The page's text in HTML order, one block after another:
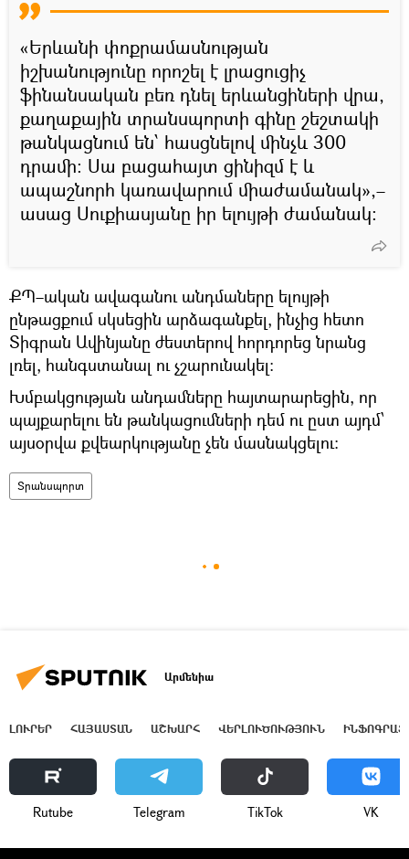
«Երևանի փոքրամասնության
իշխանությունը որոշել է լրացուցիչ
ֆինանսական բեռ դնել երևանցիների վրա,
քաղաքային տրանսպորտի գինը շեշտակի
թանկացնում են՝ հասցնելով մինչև 300
դրամի։ Սա բացահայտ ցինիզմ է և
ապաշնորհ կառավարում միաժամանակ»,–
ասաց Սուքիասյանը իր ելույթի ժամանակ։
ՔՊ–ական ավագանու անդմաները ելույթի
ընթացքում սկսեցին արձագանքել, ինչից հետո
Տիգրան Ավինյանը ժեստերով հորդորեց նրանց
լռել, հանգստանալ ու չշարունակել։
Խմբակցության անդամները հայտարարեցին, որ
պայքարելու են թանկացումների դեմ ու ըստ այդմ՝
այսօրվա քվեարկությանը չեն մասնակցելու։
Տրանսպորտ
Արմենիա
ԼՈՒՐԵՐ ՀԱՅԱՍՏԱՆ ԱՇԽԱՐՀ ՎԵՐԼՈՒԾՈՒԹՅՈՒՆ
Rutube Telegram ТikТоk VK